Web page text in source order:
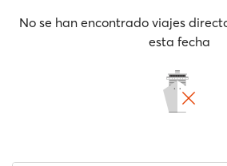
No se han encontrado viajes
esta fecha